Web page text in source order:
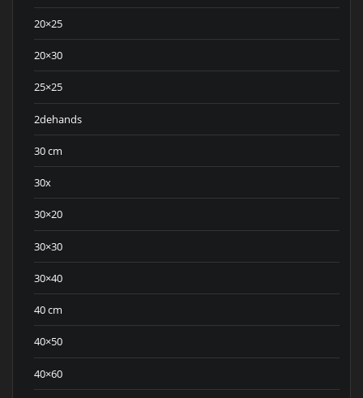
20×25
20×30
25×25
2dehands
30 cm
30x
30×20
30×30
30×40
40 cm
40×50
40×60